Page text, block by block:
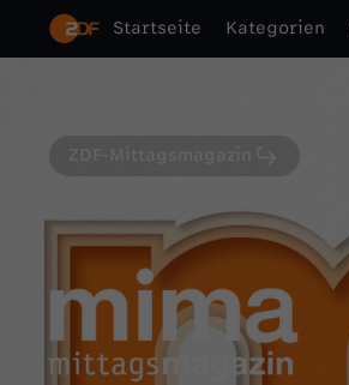
Startseite Kategorien